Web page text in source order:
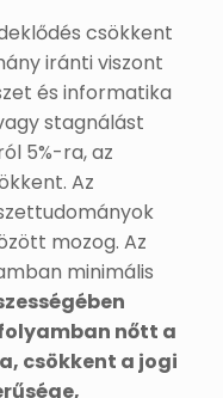
csökkent
iránti viszont
és informatika
stagnálást
5%-ra, az
Az
mozog. Az
minimális
nőtt a
csökkent a jogi